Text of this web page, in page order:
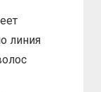
линия